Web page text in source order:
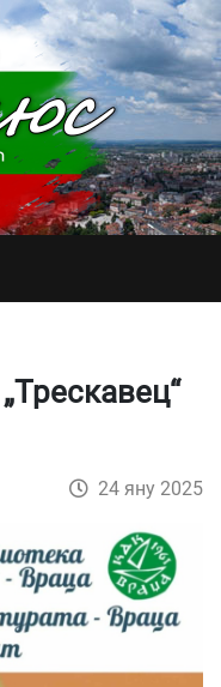
24 яну 2025